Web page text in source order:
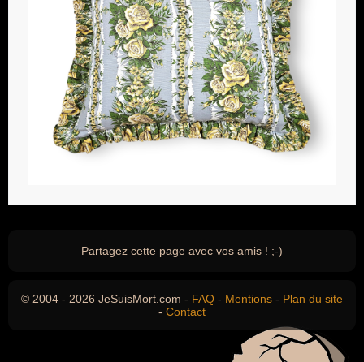
Partagez cette page avec vos amis ! ;-)
© 2004 - 2026 JeSuisMort.com - FAQ - Mentions - Plan du site
- Contact